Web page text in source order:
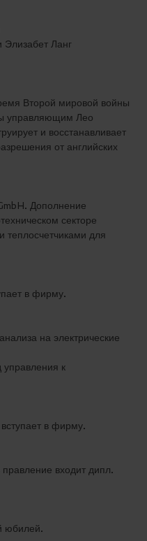
Ланг
Второй мировой войны
управляющим Лео
и восстанавливает
от английских
Дополнение
секторе
теплосчетчиками для
в фирму.
на электрические
к
в фирму.
входит дипл.
юбилей.